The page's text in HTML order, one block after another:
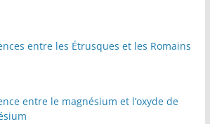
entre les Étrusques et les Romains
entre le magnésium et l’oxyde de